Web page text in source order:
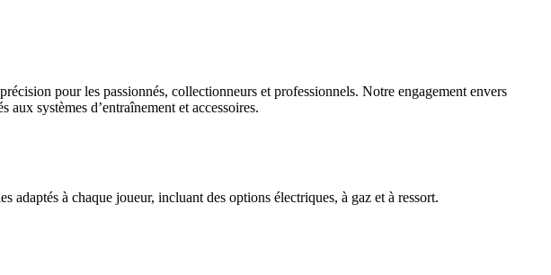
pour les passionnés, collectionneurs et professionnels. Notre engagement envers
systèmes d’entraînement et accessoires.
à chaque joueur, incluant des options électriques, à gaz et à ressort.